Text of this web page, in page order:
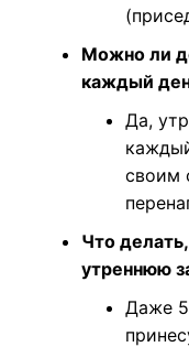
Можно ли
каждый
Да,
своим
Что
утреннюю
Даже